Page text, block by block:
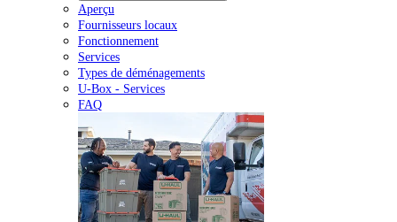
Aperçu
Fournisseurs locaux
Fonctionnement
Services
Types de déménagements
U-Box - Services
FAQ